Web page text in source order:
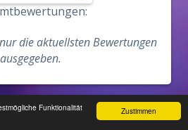
Zustimmen
Funktionalität
die aktuellsten Bewertungen
ausgegeben.
Version wechseln